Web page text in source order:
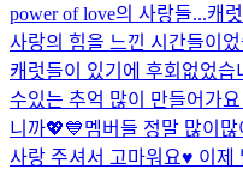
power of love의 사랑들...캐
사랑의 힘을 느낀 시간들이
캐럿들이 있기에 후회없었
수있는 추억 많이 만들어가
니까💖💙멤버들 정말 많이
사랑 주셔서 고마워요♥️ 이제